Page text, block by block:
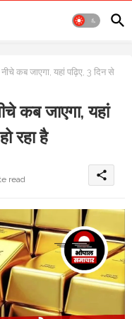
कब जाएगा, यहां पढ़िए, 3 दिन से
कब जाएगा, यहां
रहा है
read share